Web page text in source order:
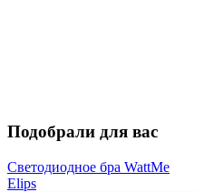
Подобрали для вас
Светодиодное бра WattMe
Elips